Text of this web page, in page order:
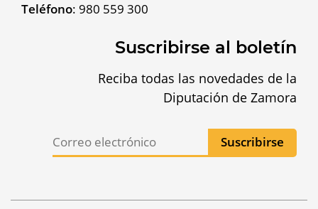
Teléfono: 980 559 300
Suscribirse al boletín
Reciba todas las novedades de la
Diputación de Zamora